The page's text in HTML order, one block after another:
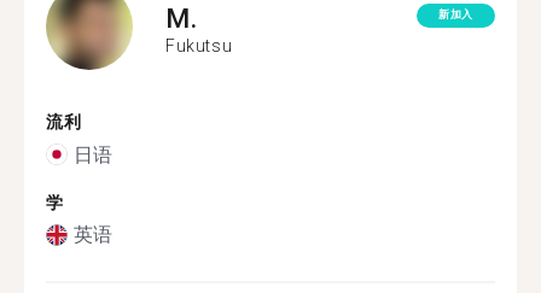
M.
Fukutsu
新加入
流利
日语
学
英语